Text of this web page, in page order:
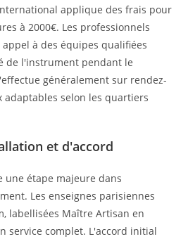
applique des frais pour
à 2000€. Les professionnels
à des équipes qualifiées
de l'instrument pendant le
généralement sur rendez-
adaptables selon les quartiers
et d'accord
une étape majeure dans
Les enseignes parisiennes
labellisées Maître Artisan en
service complet. L'accord initial